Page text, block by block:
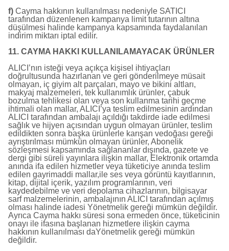
f) Cayma hakkının kullanılması nedeniyle SATICI
tarafından düzenlenen kampanya limit tutarının altına
düşülmesi halinde kampanya kapsamında faydalanılan
indirim miktarı iptal edilir.
11. CAYMA HAKKI KULLANILAMAYACAK ÜRÜNLER
ALICI’nın isteği veya açıkça kişisel ihtiyaçları
doğrultusunda hazırlanan ve geri gönderilmeye müsait
olmayan, iç giyim alt parçaları, mayo ve bikini altları,
makyaj malzemeleri, tek kullanımlık ürünler, çabuk
bozulma tehlikesi olan veya son kullanma tarihi geçme
ihtimali olan mallar, ALICI’ya teslim edilmesinin ardından
ALICI tarafından ambalajı açıldığı takdirde iade edilmesi
sağlık ve hijyen açısından uygun olmayan ürünler, teslim
edildikten sonra başka ürünlerle karışan vedoğası gereği
ayrıştırılması mümkün olmayan ürünler, Abonelik
sözleşmesi kapsamında sağlananlar dışında, gazete ve
dergi gibi süreli yayınlara ilişkin mallar, Elektronik ortamda
anında ifa edilen hizmetler veya tüketiciye anında teslim
edilen gayrimaddi mallar,ile ses veya görüntü kayıtlarının,
kitap, dijital içerik, yazılım programlarının, veri
kaydedebilme ve veri depolama cihazlarının, bilgisayar
sarf malzemelerinin, ambalajının ALICI tarafından açılmış
olması halinde iadesi Yönetmelik gereği mümkün değildir.
Ayrıca Cayma hakkı süresi sona ermeden önce, tüketicinin
onayı ile ifasına başlanan hizmetlere ilişkin cayma
hakkının kullanılması daYönetmelik gereği mümkün
değildir.